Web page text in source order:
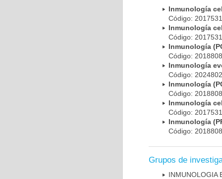
Inmunología
Código:
Inmunología
Código:
Inmunología
Código:
Inmunología
Código:
Inmunología
Código:
Inmunología
Código:
Inmunología
Código:
Grupos de
INMUNOLOGIA